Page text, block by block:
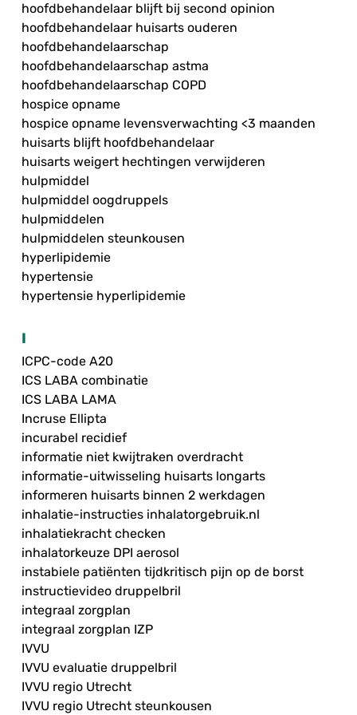
hoofdbehandelaar blijft bij second opinion
hoofdbehandelaar huisarts ouderen
hoofdbehandelaarschap
hoofdbehandelaarschap astma
hoofdbehandelaarschap COPD
hospice opname
hospice opname levensverwachting <3 maanden
huisarts blijft hoofdbehandelaar
huisarts weigert hechtingen verwijderen
hulpmiddel
hulpmiddel oogdruppels
hulpmiddelen
hulpmiddelen steunkousen
hyperlipidemie
hypertensie
hypertensie hyperlipidemie
I
ICPC-code A20
ICS LABA combinatie
ICS LABA LAMA
Incruse Ellipta
incurabel recidief
informatie niet kwijtraken overdracht
informatie-uitwisseling huisarts longarts
informeren huisarts binnen 2 werkdagen
inhalatie-instructies inhalatorgebruik.nl
inhalatiekracht checken
inhalatorkeuze DPI aerosol
instabiele patiënten tijdkritisch pijn op de borst
instructievideo druppelbril
integraal zorgplan
integraal zorgplan IZP
IVVU
IVVU evaluatie druppelbril
IVVU regio Utrecht
IVVU regio Utrecht steunkousen